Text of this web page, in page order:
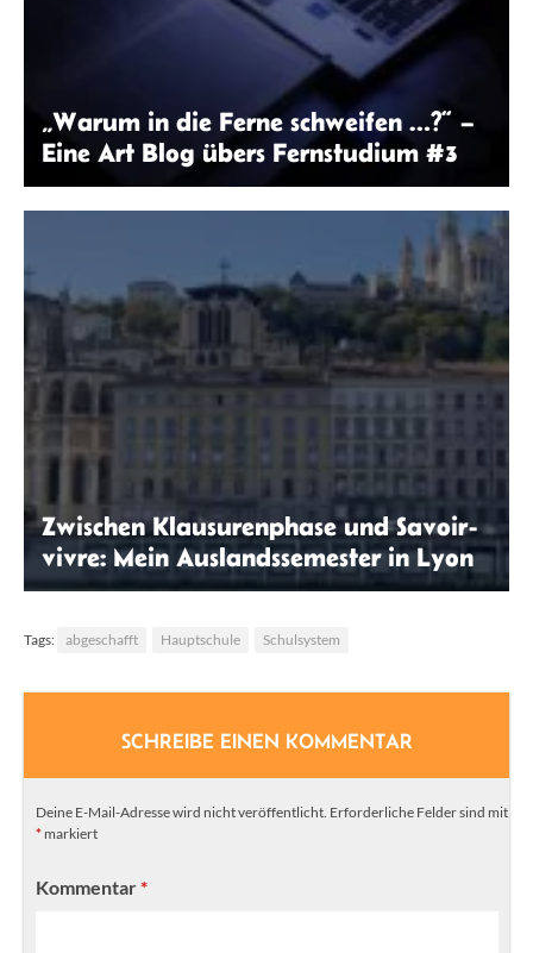
„Warum in die Ferne schweifen …?“ –
Eine Art Blog übers Fernstudium #3
Zwischen Klausurenphase und Savoir-
vivre: Mein Auslandssemester in Lyon
Tags: abgeschafft Hauptschule Schulsystem
SCHREIBE EINEN KOMMENTAR
Deine E-Mail-Adresse wird nicht veröffentlicht. Erforderliche Felder sind mit
* markiert
Kommentar*